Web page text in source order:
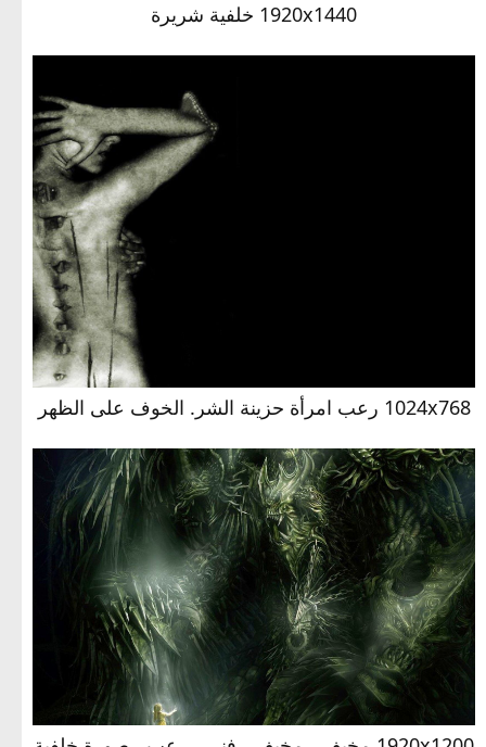
1920x1440 خلفية شريرة
1024x768 رعب امرأة حزينة الشر. الخوف على الظهر